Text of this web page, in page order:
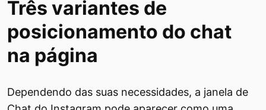
Três variantes de
posicionamento do chat
na página
Dependendo das suas necessidades, a janela de